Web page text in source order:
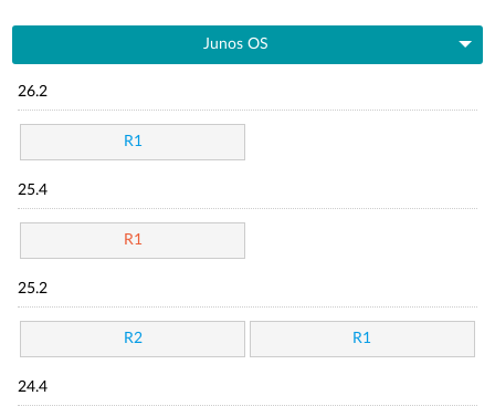
Junos OS
26.2
R1
25.4
R1
25.2
R2 R1
24.4